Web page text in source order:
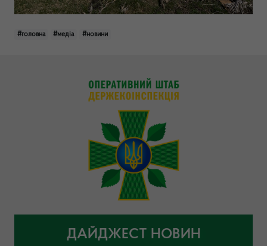
#головна #медіа #новини
ДАЙДЖЕСТ НОВИН